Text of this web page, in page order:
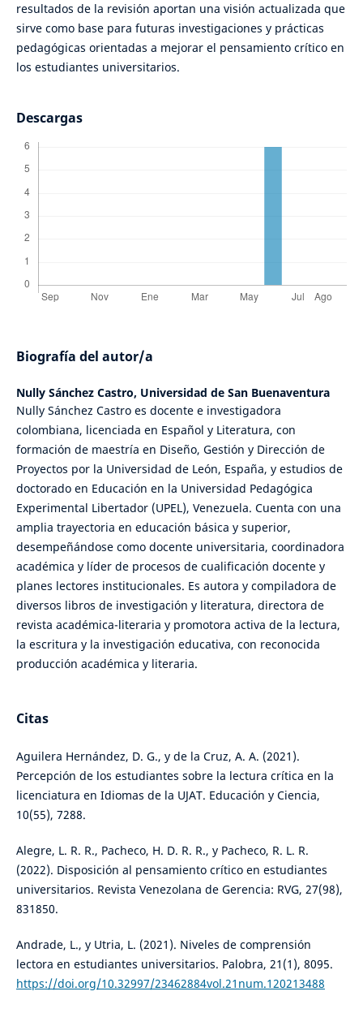
resultados de la revisión aportan una visión actualizada que
sirve como base para futuras investigaciones y prácticas
pedagógicas orientadas a mejorar el pensamiento crítico en
los estudiantes universitarios.
Descargas
Biografía del autor/a
Nully Sánchez Castro, Universidad de San Buenaventura
Nully Sánchez Castro es docente e investigadora
colombiana, licenciada en Español y Literatura, con
formación de maestría en Diseño, Gestión y Dirección de
Proyectos por la Universidad de León, España, y estudios de
doctorado en Educación en la Universidad Pedagógica
Experimental Libertador (UPEL), Venezuela. Cuenta con una
amplia trayectoria en educación básica y superior,
desempeñándose como docente universitaria, coordinadora
académica y líder de procesos de cualificación docente y
planes lectores institucionales. Es autora y compiladora de
diversos libros de investigación y literatura, directora de
revista académica-literaria y promotora activa de la lectura,
la escritura y la investigación educativa, con reconocida
producción académica y literaria.
Citas
Aguilera Hernández, D. G., y de la Cruz, A. A. (2021).
Percepción de los estudiantes sobre la lectura crítica en la
licenciatura en Idiomas de la UJAT. Educación y Ciencia,
10(55), 7288.
Alegre, L. R. R., Pacheco, H. D. R. R., y Pacheco, R. L. R.
(2022). Disposición al pensamiento crítico en estudiantes
universitarios. Revista Venezolana de Gerencia: RVG, 27(98),
831850.
Andrade, L., y Utria, L. (2021). Niveles de comprensión
lectora en estudiantes universitarios. Palobra, 21(1), 8095.
https://doi.org/10.32997/23462884vol.21num.120213488